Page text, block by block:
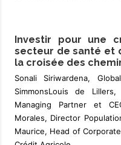
Investir pour une
secteur de santé et
la croisée des
Sonali Siriwardena,
SimmonsLouis de
Managing Partner et
Morales, Director
Maurice, Head of